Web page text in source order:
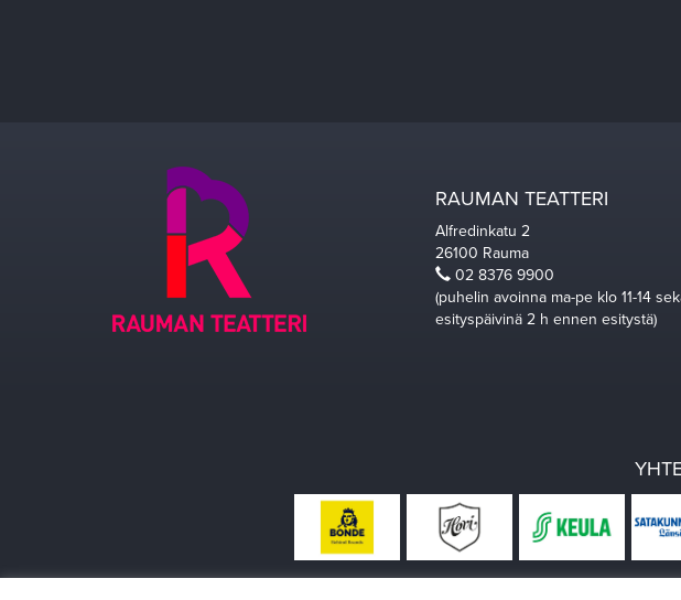
RAUMAN TEATTERI
Alfredinkatu 2
26100 Rauma
02 8376 9900
(puhelin avoinna ma-pe klo 11-14
esityspäivinä 2 h ennen esitystä)